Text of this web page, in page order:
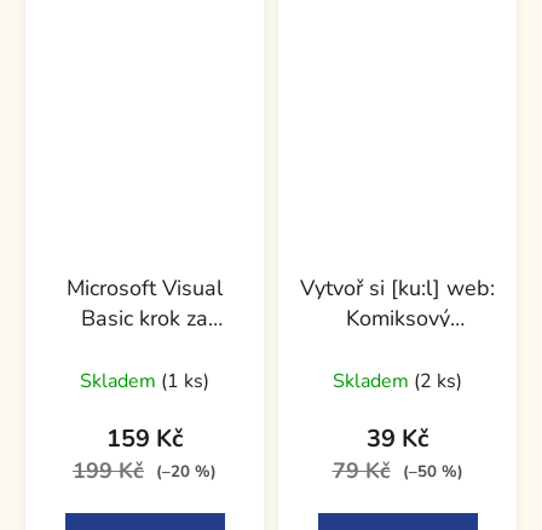
Microsoft Visual
Basic krok za
Skladem (1 ks)
159 Kč
199 Kč (–20 %)
Vytvoř si [ku:l] web:
Komiksový
HTML, CSS a
Skladem (2 ks)
39 Kč
79 Kč (–50 %)